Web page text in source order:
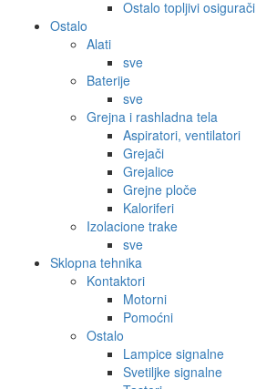
Ostalo topljivi osigurači
Ostalo
Alati
sve
Baterije
sve
Grejna i rashladna tela
Aspiratori, ventilatori
Grejači
Grejalice
Grejne ploče
Kaloriferi
Izolacione trake
sve
Sklopna tehnika
Kontaktori
Motorni
Pomoćni
Ostalo
Lampice signalne
Svetiljke signalne